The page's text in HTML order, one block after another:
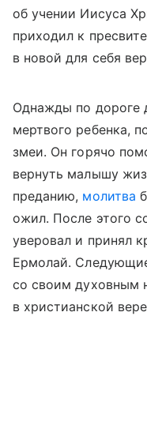
об учении Иисуса
приходил к
в новой для себя
Однажды по дороге
мертвого ребенка,
змеи. Он горячо
вернуть малышу
преданию, молитва
ожил. После этого
уверовал и принял
Ермолай.
со своим духовным
в христианской